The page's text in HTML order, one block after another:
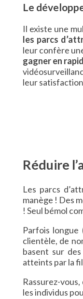
Le
Il existe une
les parcs
leur confère
gagner en
leur
Réduire
Les parcs
manège ! Des
! Seul bémol
Parfois
clientèle, de
basent sur
atteints par la
Rassurez-
les individus